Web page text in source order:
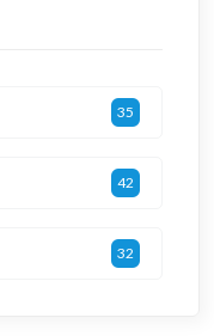
35
42
32